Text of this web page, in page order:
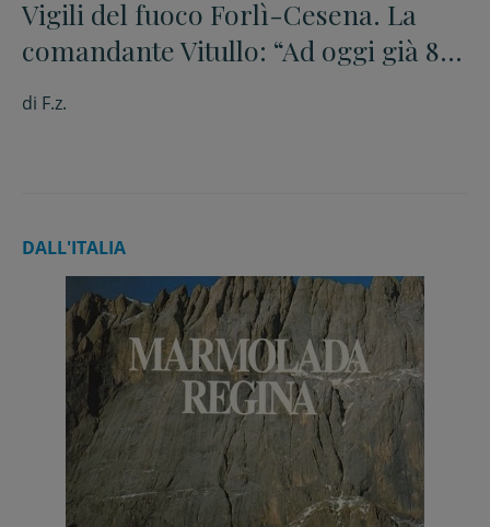
Vigili del fuoco Forlì-Cesena. La
comandante Vitullo: “Ad oggi già 85
incendi di vegetazione”
di F.z.
DALL'ITALIA